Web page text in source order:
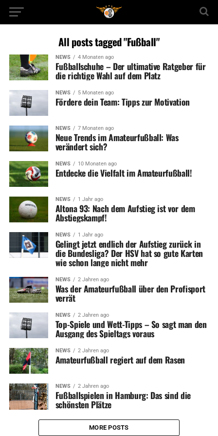
All posts tagged "Fußball"
NEWS 4 Monaten ago
Fußballschuhe – Der ultimative Ratgeber für
die richtige Wahl auf dem Platz
NEWS 5 Monaten ago
Fördere dein Team: Tipps zur Motivation
NEWS 7 Monaten ago
Neue Trends im Amateurfußball: Was
verändert sich?
NEWS 10 Monaten ago
Entdecke die Vielfalt im Amateurfußball!
NEWS 1 Jahr ago
Altona 93: Nach dem Aufstieg ist vor dem
Abstiegskampf!
NEWS 1 Jahr ago
Gelingt jetzt endlich der Aufstieg zurück in
die Bundesliga? Der HSV hat so gute Karten
wie schon lange nicht mehr
NEWS 2 Jahren ago
Was der Amateurfußball über den Profisport
verrät
NEWS 2 Jahren ago
Top-Spiele und Wett-Tipps – So sagt man den
Ausgang des Spieltags voraus
NEWS 2 Jahren ago
Amateurfußball regiert auf dem Rasen
NEWS 2 Jahren ago
Fußballspielen in Hamburg: Das sind die
schönsten Plätze
MORE POSTS